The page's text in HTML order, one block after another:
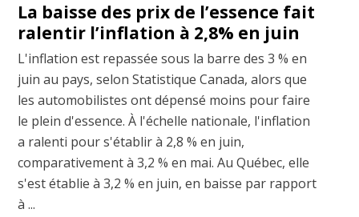
La baisse des prix de l’essence fait
ralentir l’inflation à 2,8% en juin
L'inflation est repassée sous la barre des 3 % en
juin au pays, selon Statistique Canada, alors que
les automobilistes ont dépensé moins pour faire
le plein d'essence. À l'échelle nationale, l'inflation
a ralenti pour s'établir à 2,8 % en juin,
comparativement à 3,2 % en mai. Au Québec, elle
s'est établie à 3,2 % en juin, en baisse par rapport
à ...